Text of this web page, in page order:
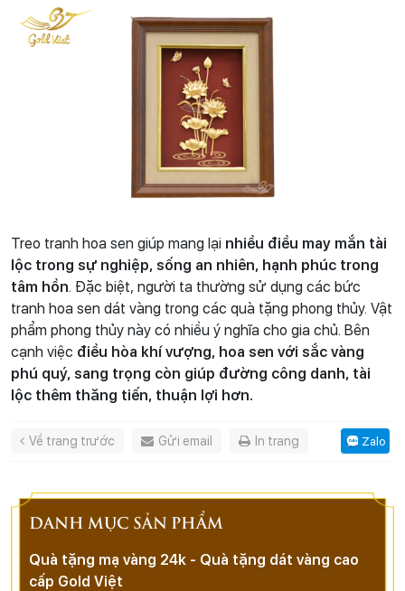
Treo tranh hoa sen giúp mang lại nhiều điều may mắn tài
lộc trong sự nghiệp, sống an nhiên, hạnh phúc trong
tâm hồn. Đặc biệt, người ta thường sử dụng các bức
tranh hoa sen dát vàng trong các quà tặng phong thủy. Vật
phẩm phong thủy này có nhiều ý nghĩa cho gia chủ. Bên
cạnh việc điều hòa khí vượng, hoa sen với sắc vàng
phú quý, sang trọng còn giúp đường công danh, tài
lộc thêm thăng tiến, thuận lợi hơn.
Về trang trước Gửi email In trang Zalo
DANH MỤC SẢN PHẨM
Quà tặng mạ vàng 24k - Quà tặng dát vàng cao
cấp Gold Việt